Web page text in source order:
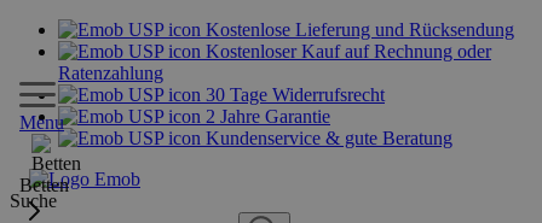
Kostenlose Lieferung und Rücksendung
Kostenloser Kauf auf Rechnung oder
Ratenzahlung
30 Tage Widerrufsrecht
2 Jahre Garantie
Kundenservice & gute Beratung
Suche
Menu
Betten